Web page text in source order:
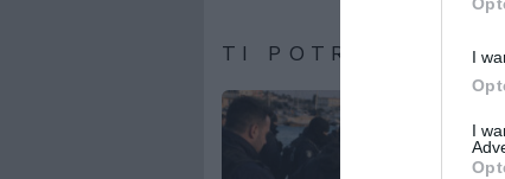
I
I
TI POTREBBERO